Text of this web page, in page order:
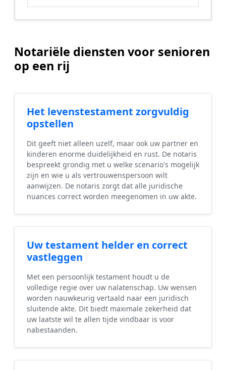
Notariële diensten voor senioren
op een rij
Het levenstestament zorgvuldig
opstellen
Dit geeft niet alleen uzelf, maar ook uw partner en
kinderen enorme duidelijkheid en rust. De notaris
bespreekt grondig met u welke scenario's mogelijk
zijn en wie u als vertrouwenspersoon wilt
aanwijzen. De notaris zorgt dat alle juridische
nuances correct worden meegenomen in uw akte.
Uw testament helder en correct
vastleggen
Met een persoonlijk testament houdt u de
volledige regie over uw nalatenschap. Uw wensen
worden nauwkeurig vertaald naar een juridisch
sluitende akte. Dit biedt maximale zekerheid dat
uw laatste wil te allen tijde vindbaar is voor
nabestaanden.